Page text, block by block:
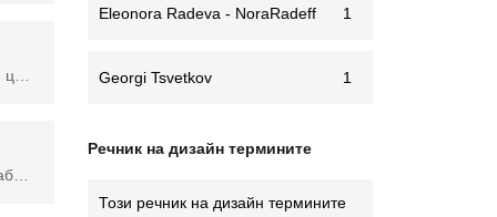
Eleonora Radeva - NoraRadeff 1
Georgi Tsvetkov 1
Речник на дизайн термините
Този речник на дизайн термините